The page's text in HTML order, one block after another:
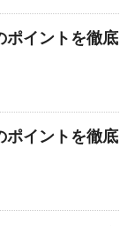
ポイントを徹底
ポイントを徹底